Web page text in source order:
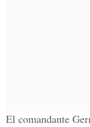
El comandante